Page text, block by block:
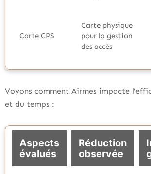
Carte CPS
Carte physique
pour la gestion
des accès
Voyons comment Airmes impacte
et du temps :
Aspects
évalués
Réduction
observée